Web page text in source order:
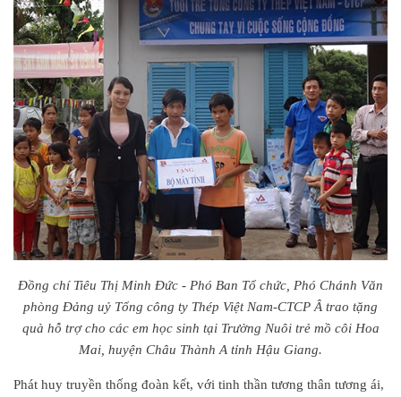
Đồng chí Tiêu Thị Minh Đức - Phó Ban Tổ chức, Phó Chánh Văn
phòng Đảng uỷ Tổng công ty Thép Việt Nam-CTCP Â trao tặng
quà hỗ trợ cho các em học sinh tại Trường Nuôi trẻ mồ côi Hoa
Mai, huyện Châu Thành A tỉnh Hậu Giang.
Phát huy truyền thống đoàn kết, với tinh thần tương thân tương ái,